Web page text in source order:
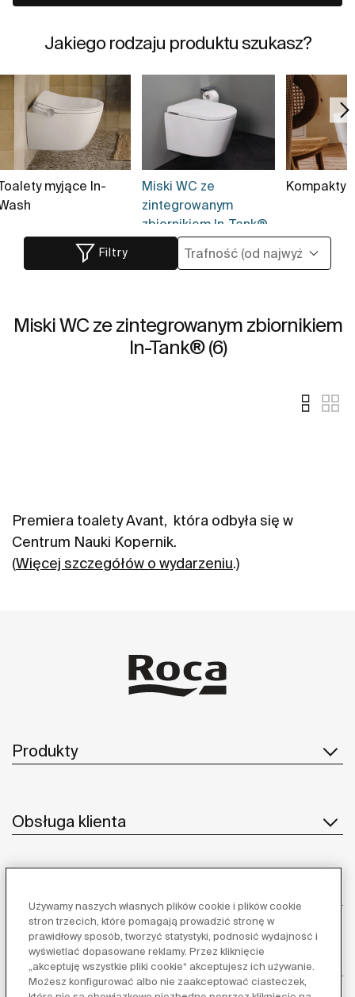
Jakiego rodzaju produktu szukasz?
myjące In-
Miski WC ze
zintegrowanym
zbiornikiem In-Tank®
Kompakty
Filtry
Miski WC ze zintegrowanym zbiornikiem
In-Tank® (6)
Premiera toalety Avant, która odbyła się w
Centrum Nauki Kopernik.
(Więcej szczegółów o wydarzeniu.)
Produkty
Obsługa klienta
Inspiracja
Używamy naszych własnych plików cookie i plików cookie
stron trzecich, które pomagają prowadzić stronę w
prawidłowy sposób, tworzyć statystyki, podnosić wydajność i
wyświetlać dopasowane reklamy. Przez kliknięcie
„akceptuję wszystkie pliki cookie“ akceptujesz ich używanie.
Możesz konfigurować albo nie zaakceptować ciasteczek,